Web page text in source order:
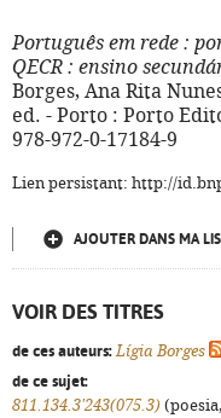
Português em rede :
QECR : ensino
Borges, Ana Rita
ed. - Porto : Porto
978-972-0-17184-9
Lien persistant: http://
AJOUTER DANS MA
VOIR DES TITRES
de ces auteurs: Lígia Borges
de ce sujet:
811.134.3'243(075.3)